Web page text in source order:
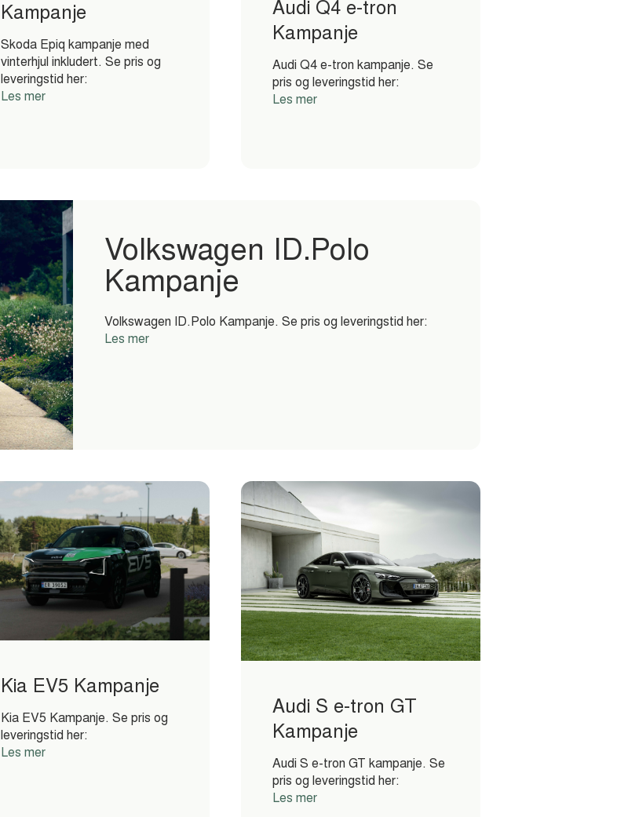
Kampanje
Skoda Epiq kampanje med
vinterhjul inkludert. Se pris og
leveringstid her:
Les mer
Audi Q4 e-tron
Kampanje
Audi Q4 e-tron kampanje. Se
pris og leveringstid her:
Les mer
Volkswagen ID.Polo
Kampanje
Volkswagen ID.Polo Kampanje. Se pris og leveringstid her:
Les mer
Kia EV5 Kampanje
Kia EV5 Kampanje. Se pris og
leveringstid her:
Les mer
Audi S e-tron GT
Kampanje
Audi S e-tron GT kampanje. Se
pris og leveringstid her:
Les mer